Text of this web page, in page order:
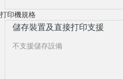
打印機規格
儲存裝置及直接打印支援
不支援儲存設備